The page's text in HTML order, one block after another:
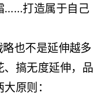
……打造属于自己
也不是延伸越多
、搞无度延伸，品
原则：